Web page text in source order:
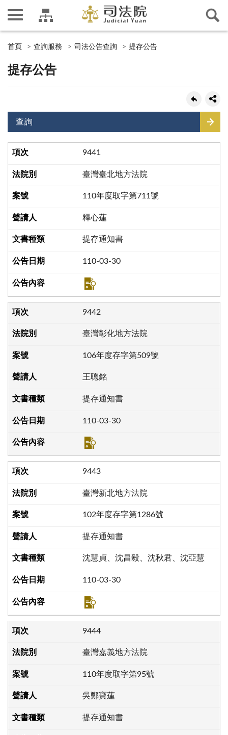
首頁 查詢服務 司法公告查詢 提存公告
提存公告
查詢
9441
臺灣臺北地方法院
110年度取字第711號
釋心蓮
提存通知書
110-03-30
9442
臺灣彰化地方法院
106年度存字第509號
王聰銘
提存通知書
110-03-30
9443
臺灣新北地方法院
102年度存字第1286號
提存通知書
沈慧貞、沈昌毅、沈秋君、沈亞慧
110-03-30
9444
臺灣嘉義地方法院
110年度取字第95號
吳鄭寶蓮
提存通知書